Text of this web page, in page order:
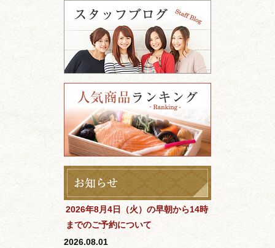
2026年8月4日（火）の早朝から14時
までのご予約について
2026.08.01